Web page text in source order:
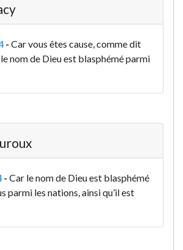
- Car vous êtes cause, comme dit
le nom de Dieu est blasphémé parmi
- Car le nom de Dieu est blasphémé
parmi les nations, ainsi qu’il est